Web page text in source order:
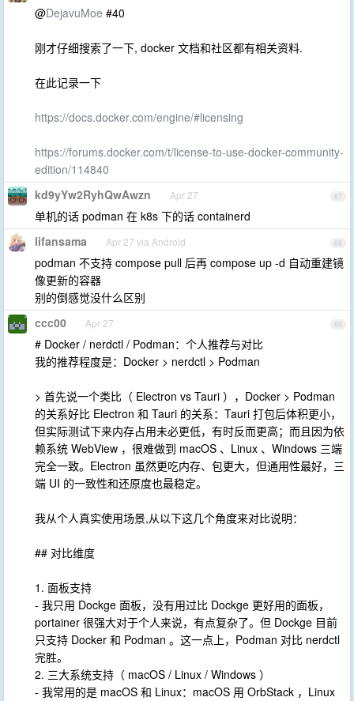
@DejavuMoe #40
刚才仔细搜索了一下, docker 文档和社区都有相关资料.
在此记录一下
https://docs.docker.com/engine/#licensing
https://forums.docker.com/t/license-to-use-docker-community-
edition/114840
67
kd9yYw2RyhQwAwzn Apr 27
单机的话 podman 在 k8s 下的话 containerd
68
lifansama Apr 27 via Android
podman 不支持 compose pull 后再 compose up -d 自动重建镜
像更新的容器
别的倒感觉没什么区别
69
ccc00 Apr 27
# Docker / nerdctl / Podman：个人推荐与对比
我的推荐程度是：Docker > nerdctl > Podman
> 首先说一个类比（ Electron vs Tauri ），Docker > Podman
的关系好比 Electron 和 Tauri 的关系：Tauri 打包后体积更小，
但实际测试下来内存占用未必更低，有时反而更高；而且因为依
赖系统 WebView ，很难做到 macOS 、Linux 、Windows 三端
完全一致。Electron 虽然更吃内存、包更大，但通用性最好，三
端 UI 的一致性和还原度也最稳定。
我从个人真实使用场景,从以下这几个角度来对比说明：
## 对比维度
1. 面板支持
- 我只用 Dockge 面板，没有用过比 Dockge 更好用的面板，
portainer 很强大对于个人来说，有点复杂了。但 Dockge 目前
只支持 Docker 和 Podman 。这一点上，Podman 对比 nerdctl
完胜。
2. 三大系统支持（ macOS / Linux / Windows ）
- 我常用的是 macOS 和 Linux：macOS 用 OrbStack ，Linux